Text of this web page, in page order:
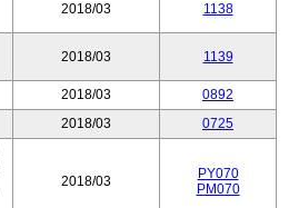
2018/03 1138
2018/03 1139
2018/03
0892
2018/03 0725
2018/03
PY070
PM070